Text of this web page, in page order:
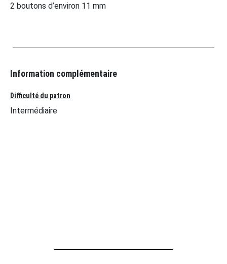
2 boutons d’environ 11 mm
Information complémentaire
Difficulté du patron
Intermédiaire